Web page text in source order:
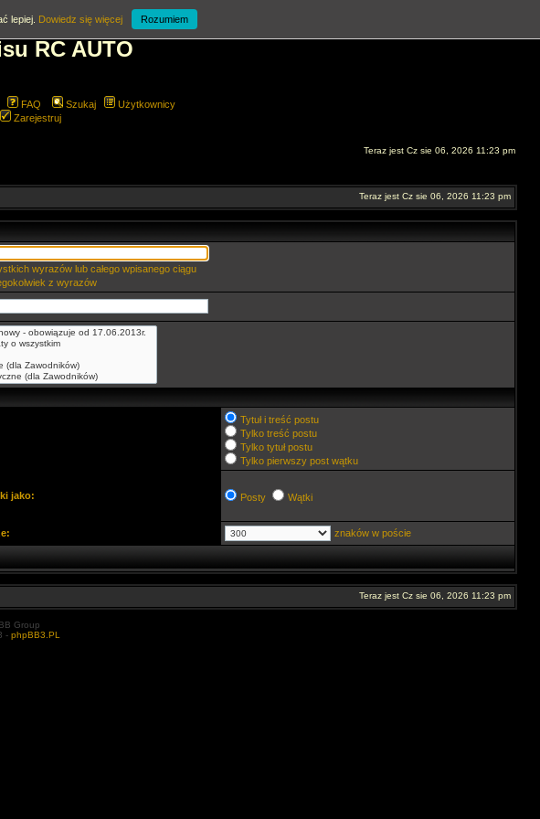
RC AUTO
FAQ Szukaj
Użytkownicy
Zarejestruj
Teraz jest Cz sie 06, 2026 11:23 pm
Teraz jest Cz sie 06, 2026 11:23 pm
wyrazów lub całego wpisanego ciągu
z wyrazów
Tytuł i treść postu
Tylko treść postu
Tylko tytuł postu
Tylko pierwszy post wątku
jako: Posty Wątki
znaków w poście
Teraz jest Cz sie 06, 2026 11:23 pm
Group
- phpBB3.PL
lepiej. Dowiedz się więcej Rozumiem